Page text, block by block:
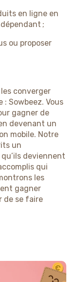
en ligne en
;
ou proposer
converger
Sowbeez. Vous
gagner de
devenant un
mobile. Notre
un
deviennent
qui
les
gagner
de se faire